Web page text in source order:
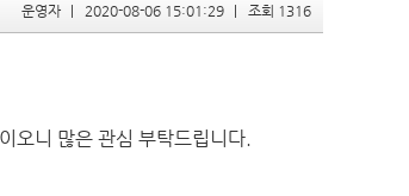
운영자 2020-08-06 15:01:29 조회 1316
오니 많은 관심 부탁드립니다.